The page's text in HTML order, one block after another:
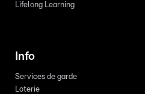
Lifelong Learning
Info
Services de garde
Loterie